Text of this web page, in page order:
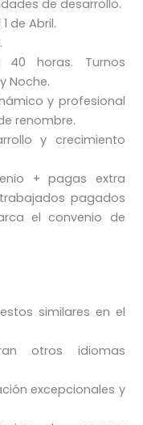
de desarrollo.
de Abril.
40 horas. Turnos
Noche.
y profesional
renombre.
y crecimiento
+ pagas extra
pagados
el convenio de
similares en el
otros idiomas
excepcionales y